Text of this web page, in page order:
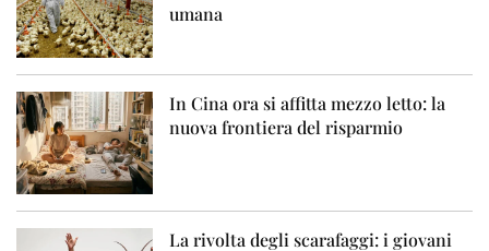
umana
In Cina ora si affitta mezzo letto: la
nuova frontiera del risparmio
La rivolta degli scarafaggi: i giovani